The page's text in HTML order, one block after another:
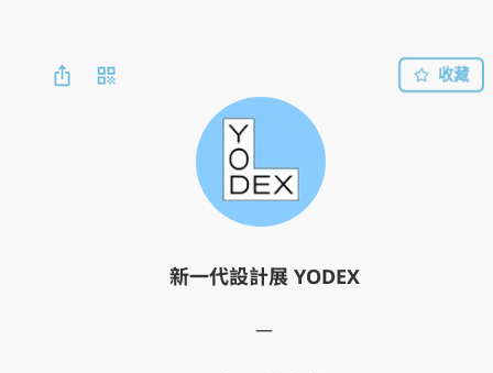
新一代設計展 YODEX
—
收藏